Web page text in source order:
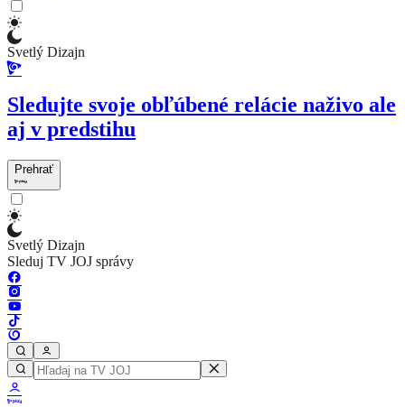
Svetlý Dizajn
Sledujte svoje obľúbené relácie naživo ale
aj v predstihu
Prehrať
Svetlý Dizajn
Sleduj TV JOJ správy